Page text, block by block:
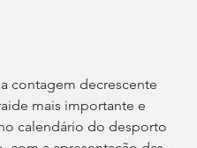
contagem decrescente
mais importante e
calendário do desporto